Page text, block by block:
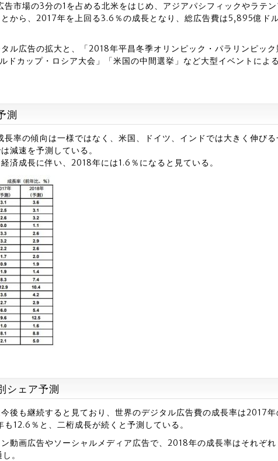
告市場の3分の1を占める北米をはじめ、アジアパシフィックやラテン
から、2017年を上回る3.6％の成長となり、総広告費は5,895億ド
ル広告の拡大と、「2018年平昌冬季オリンピック・パラリンピック
ドカップ・ロシア大会」「米国の中間選挙」など大型イベントによる
測
率の傾向は一様ではなく、米国、ドイツ、インドでは大きく伸びる
減速を予測している。
済成長に伴い、2018年には1.6％になると見ている。
シェア予測
後も継続すると見ており、世界のデジタル広告費の成長率は2017年
12.6％と、二桁成長が続くと予測している。
動画広告やソーシャルメディア広告で、2018年の成長率はそれぞれ
。